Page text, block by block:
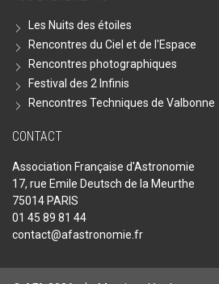
Les Nuits des étoiles
Rencontres du Ciel et de l'Espace
Rencontres photographiques
Festival des 2 Infinis
Rencontres Techniques de Valbonne
CONTACT
Association Française d'Astronomie
17, rue Emile Deutsch de la Meurthe
75014 PARIS
01 45 89 81 44
contact@afastronomie.fr